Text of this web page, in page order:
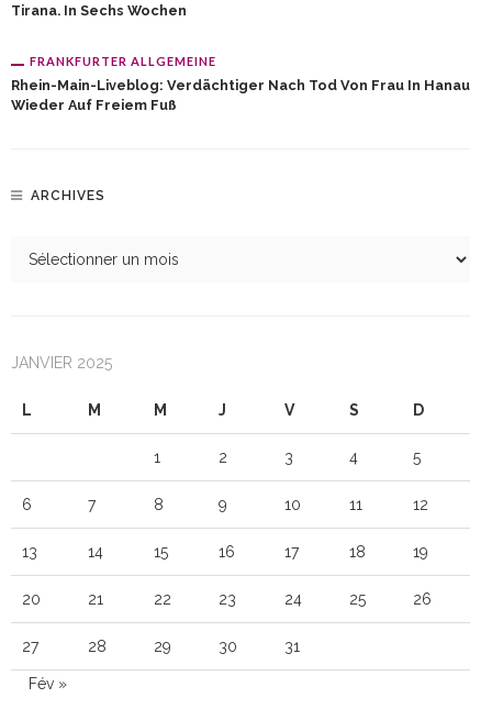
Tirana. In Sechs Wochen
FRANKFURTER ALLGEMEINE
Rhein-Main-Liveblog: Verdächtiger Nach Tod Von Frau In Hanau
Wieder Auf Freiem Fuß
ARCHIVES
JANVIER 2025
L M M J V S D
1 2 3 4 5
6 7 8 9 10 11 12
13 14 15 16 17 18 19
20 21 22 23 24 25 26
27 28 29 30 31
Fév »